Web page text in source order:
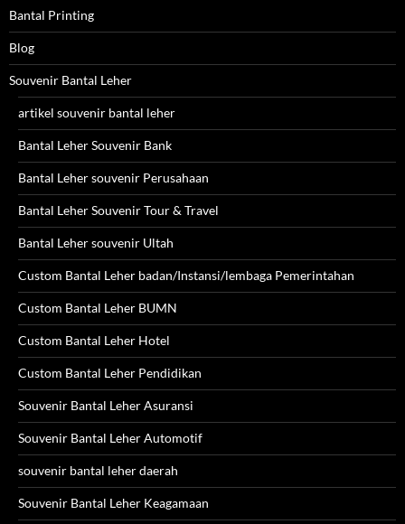
Bantal Printing
Blog
Souvenir Bantal Leher
artikel souvenir bantal leher
Bantal Leher Souvenir Bank
Bantal Leher souvenir Perusahaan
Bantal Leher Souvenir Tour & Travel
Bantal Leher souvenir Ultah
Custom Bantal Leher badan/Instansi/lembaga Pemerintahan
Custom Bantal Leher BUMN
Custom Bantal Leher Hotel
Custom Bantal Leher Pendidikan
Souvenir Bantal Leher Asuransi
Souvenir Bantal Leher Automotif
souvenir bantal leher daerah
Souvenir Bantal Leher Keagamaan